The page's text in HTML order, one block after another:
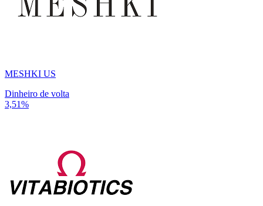
MESHKI US
Dinheiro de volta
3,51%